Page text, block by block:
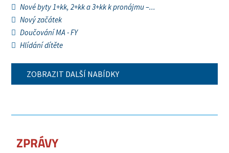
Nové byty 1+kk, 2+kk a 3+kk k pronájmu –...
Nový začátek
Doučování MA - FY
Hlídání dítěte
ZOBRAZIT DALŠÍ NABÍDKY
ZPRÁVY